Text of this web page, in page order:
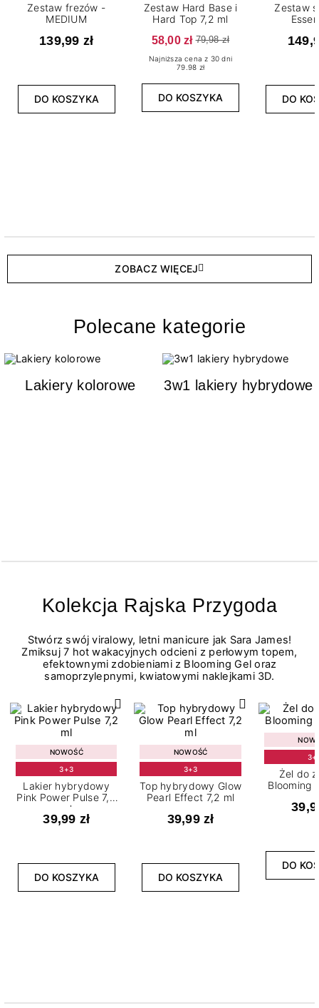
Zestaw frezów -
MEDIUM
139,99 zł
DO KOSZYKA
Zestaw Hard Base i
Hard Top 7,2 ml
58,00 zł 79,98 zł
Najniższa cena z 30 dni
79.98 zł
DO KOSZYKA
Zestaw
DO
ZOBACZ WIĘCEJ
Polecane kategorie
Lakiery kolorowe 3w1 lakiery hybrydowe
Kolekcja Rajska Przygoda
Stwórz swój viralowy, letni manicure jak Sara James!
Zmiksuj 7 hot wakacyjnych odcieni z perłowym topem,
efektownymi zdobieniami z Blooming Gel oraz
samoprzylepnymi, kwiatowymi naklejkami 3D.
NOWOŚĆ
3+3
Lakier hybrydowy
Pink Power Pulse 7,2
ml
39,99 zł
DO KOSZYKA
NOWOŚĆ
3+3
Top hybrydowy Glow
Pearl Effect 7,2 ml
39,99 zł
DO KOSZYKA
Żel do
Blooming
DO